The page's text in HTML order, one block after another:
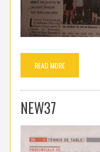
READ MORE
NEW37